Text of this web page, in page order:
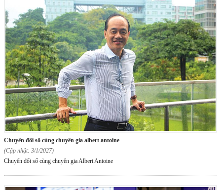
chuyển đổi số cùng chuyên gia albert antoine
(Cập nhật: 3/1/2027)
Chuyển đổi số cùng chuyên gia Albert Antoine